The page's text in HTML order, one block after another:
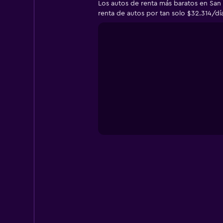
Los autos de renta más baratos en
renta de autos por tan solo $32.314/